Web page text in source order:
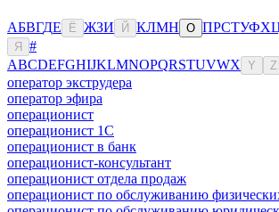
АБВГДЕ Ё ЖЗИ Й КЛМН О ПРСТУФХ
Я
#
ABCDEFGHIJKLMNOPQRSTUVWX Y Z
оператор экструдера
оператор эфира
операционист
операционист 1С
операционист в банк
операционист-консультант
операционист отдела продаж
операционист по обслуживанию